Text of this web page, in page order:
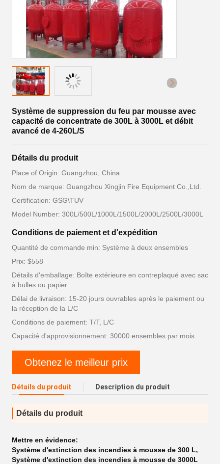
Système de suppression du feu par mousse avec
capacité de concentrate de 300L à 3000L et débit
avancé de 4-260L/S
Détails du produit
Place of Origin: Guangzhou, China
Nom de marque: Guangzhou Xingjin Fire Equipment Co.,Ltd.
Certification: GSG\TUV
Model Number: 300L/500L/1000L/1500L/2000L/2500L/3000L
Conditions de paiement et d'expédition
Quantité de commande min: Système à deux ensembles
Prix: $558
Détails d'emballage: Boîte extérieure en contreplaqué avec sac
à bulles ou papier
Délai de livraison: 15-20 jours ouvrables après le paiement ou
la réception de la L/C
Conditions de paiement: T/T, L/C
Capacité d'approvisionnement: 30000 ensembles par mois
Obtenez le meilleur prix
Détails du produit Description du produit
Détails du produit
Mettre en évidence:
Système d'extinction des incendies à mousse de 300 L,
Système d'extinction des incendies à mousse de 3000L